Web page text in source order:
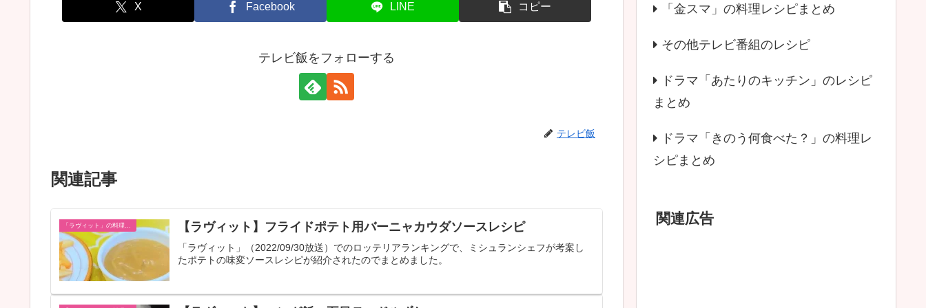
X Facebook LINE コピー
テレビ飯をフォローする
テレビ飯
関連記事
「ラヴィット」の料理レシピ一覧 【ラヴィット】フライドポテト用バーニャカウダソースレシピ
「ラヴィット」（2022/09/30放送）でのロッテリアランキングで、ミシュランシェフが考案し
たポテトの味変ソースレシピが紹介されたのでまとめました。
「金スマ」の料理レシピまとめ
その他テレビ番組のレシピ
ドラマ「あたりのキッチン」のレシピ
まとめ
ドラマ「きのう何食べた？」の料理レ
シピまとめ
関連広告